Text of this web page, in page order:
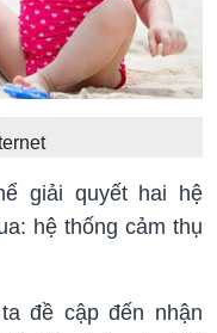
giải quyết hai hệ
hệ thống cảm thụ
đề cập đến nhận